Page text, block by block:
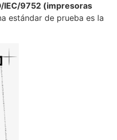
IEC/9752 (impresoras
estándar de prueba es la